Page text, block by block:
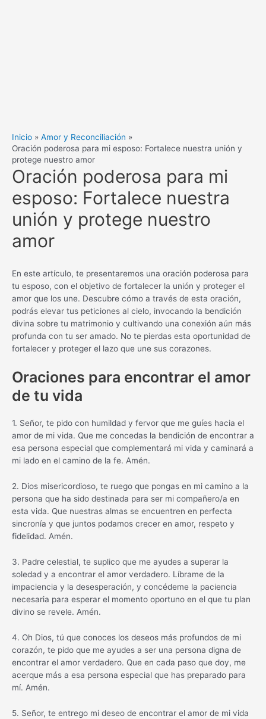
Inicio
Amor y Reconciliación
Oración poderosa para mi esposo: Fortalece nuestra unión y
protege nuestro amor
Oración poderosa para mi
esposo: Fortalece nuestra
unión y protege nuestro
amor
En este artículo, te presentaremos una oración poderosa para
tu esposo, con el objetivo de fortalecer la unión y proteger el
amor que los une. Descubre cómo a través de esta oración,
podrás elevar tus peticiones al cielo, invocando la bendición
divina sobre tu matrimonio y cultivando una conexión aún más
profunda con tu ser amado. No te pierdas esta oportunidad de
fortalecer y proteger el lazo que une sus corazones.
Oraciones para encontrar el amor
de tu vida
1. Señor, te pido con humildad y fervor que me guíes hacia el
amor de mi vida. Que me concedas la bendición de encontrar a
esa persona especial que complementará mi vida y caminará a
mi lado en el camino de la fe. Amén.
2. Dios misericordioso, te ruego que pongas en mi camino a la
persona que ha sido destinada para ser mi compañero/a en
esta vida. Que nuestras almas se encuentren en perfecta
sincronía y que juntos podamos crecer en amor, respeto y
fidelidad. Amén.
3. Padre celestial, te suplico que me ayudes a superar la
soledad y a encontrar el amor verdadero. Líbrame de la
impaciencia y la desesperación, y concédeme la paciencia
necesaria para esperar el momento oportuno en el que tu plan
divino se revele. Amén.
4. Oh Dios, tú que conoces los deseos más profundos de mi
corazón, te pido que me ayudes a ser una persona digna de
encontrar el amor verdadero. Que en cada paso que doy, me
acerque más a esa persona especial que has preparado para
mí. Amén.
5. Señor, te entrego mi deseo de encontrar el amor de mi vida